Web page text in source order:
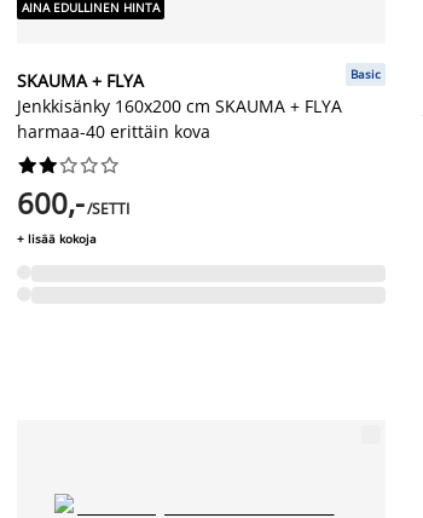
AINA EDULLINEN HINTA
SKAUMA + FLYA
Jenkkisänky 160x200 cm SKAUMA + FLYA
harmaa-40 erittäin kova
Basic






600,-/SETTI
+ lisää kokoja